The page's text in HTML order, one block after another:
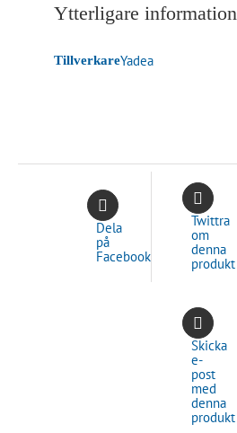
Ytterligare information
TillverkareYadea
Dela
på
Facebook
Twittra
om
denna
produkt
Skicka
e-
post
med
denna
produkt